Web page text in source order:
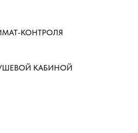
КОНТРОЛЯ
КАБИНОЙ